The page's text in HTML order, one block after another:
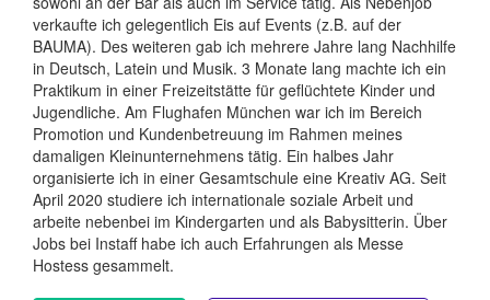
verkaufte ich gelegentlich Eis auf Events (z.B. auf der
BAUMA). Des weiteren gab ich mehrere Jahre lang Nachhilfe
in Deutsch, Latein und Musik. 3 Monate lang machte ich ein
Praktikum in einer Freizeitstätte für geflüchtete Kinder und
Jugendliche. Am Flughafen München war ich im Bereich
Promotion und Kundenbetreuung im Rahmen meines
damaligen Kleinunternehmens tätig. Ein halbes Jahr
organisierte ich in einer Gesamtschule eine Kreativ AG. Seit
April 2020 studiere ich internationale soziale Arbeit und
arbeite nebenbei im Kindergarten und als Babysitterin. Über
Jobs bei Instaff habe ich auch Erfahrungen als Messe
Hostess gesammelt.